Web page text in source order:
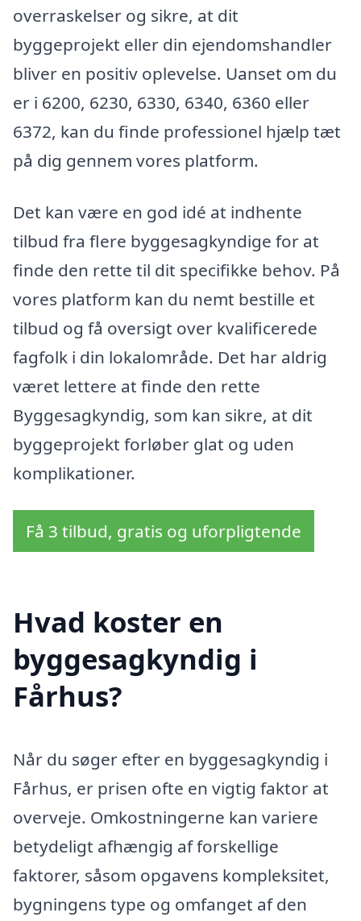
overraskelser og sikre, at dit
byggeprojekt eller din ejendomshandler
bliver en positiv oplevelse. Uanset om du
er i 6200, 6230, 6330, 6340, 6360 eller
6372, kan du finde professionel hjælp tæt
på dig gennem vores platform.
Det kan være en god idé at indhente
tilbud fra flere byggesagkyndige for at
finde den rette til dit specifikke behov. På
vores platform kan du nemt bestille et
tilbud og få oversigt over kvalificerede
fagfolk i din lokalområde. Det har aldrig
været lettere at finde den rette
Byggesagkyndig, som kan sikre, at dit
byggeprojekt forløber glat og uden
komplikationer.
Få 3 tilbud, gratis og uforpligtende
Hvad koster en
byggesagkyndig i
Fårhus?
Når du søger efter en byggesagkyndig i
Fårhus, er prisen ofte en vigtig faktor at
overveje. Omkostningerne kan variere
betydeligt afhængig af forskellige
faktorer, såsom opgavens kompleksitet,
bygningens type og omfanget af den